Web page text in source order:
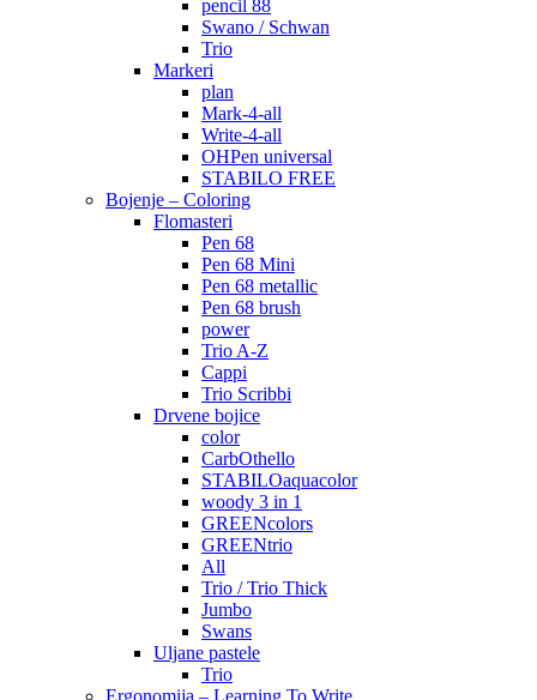
pencil 88
Swano / Schwan
Trio
Markeri
plan
Mark-4-all
Write-4-all
OHPen universal
STABILO FREE
Bojenje – Coloring
Flomasteri
Pen 68
Pen 68 Mini
Pen 68 metallic
Pen 68 brush
power
Trio A-Z
Cappi
Trio Scribbi
Drvene bojice
color
CarbOthello
STABILOaquacolor
woody 3 in 1
GREENcolors
GREENtrio
All
Trio / Trio Thick
Jumbo
Swans
Uljane pastele
Trio
Ergonomija – Learning To Write